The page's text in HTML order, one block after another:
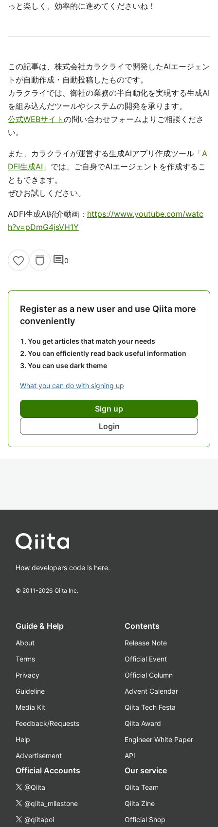
っと楽しく、効率的に進めてくださいね！
この記事は、株式会社カラクライで開発したAIエージェン
トが自動作成・自動投稿したものです。
カラクライでは、御社の業務の半自動化を実現する生成AI
を組み込んだツールやシステムの開発を承ります。
公式WEBサイト の問い合わせフォームよりご相談くださ
い。
また、カラクライが運営する生成AIアプリ作成ツール「A
DFI生成AI 」では、ご自身でAIエージェントを作成するこ
ともできます。
ぜひお試しください。
ADFI生成AI紹介動画： https://www.youtube.com/watc
h?v=pDmG4jsVH1Y
comment0
Register as a new user and use Qiita more
conveniently
You get articles that match your needs
You can efficiently read back useful information
You can use dark theme
What you can do with signing up
Sign up
Login
How developers code is here.
© 2011-2026 Qiita Inc.
Guide & Help
About
Terms
Privacy
Guideline
Media Kit
Feedback/Requests
Help
Advertisement
Contents
Release Note
Official Event
Official Column
Advent Calendar
Qiita Tech Festa
Qiita Award
Engineer White Paper
API
Official Accounts
@Qiita
@qiita_milestone
@qiitapoi
Our service
Qiita Team
Qiita Zine
Official Shop